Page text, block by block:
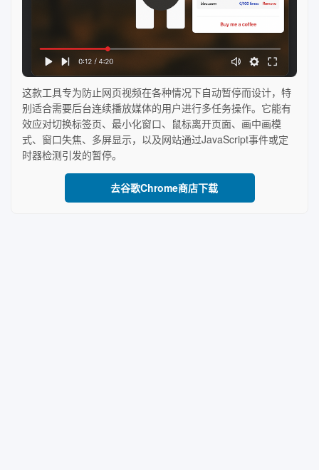
这款工具专为防止网页视频在各种情况下自动暂停而设计，特
别适合需要后台连续播放媒体的用户进行多任务操作。它能有
效应对切换标签页、最小化窗口、鼠标离开页面、画中画模
式、窗口失焦、多屏显示，以及网站通过JavaScript事件或定
时器检测引发的暂停。
去谷歌Chrome商店下载